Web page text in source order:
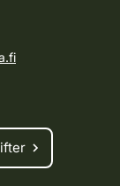
i den finska
på
älgmönstret
jakten.